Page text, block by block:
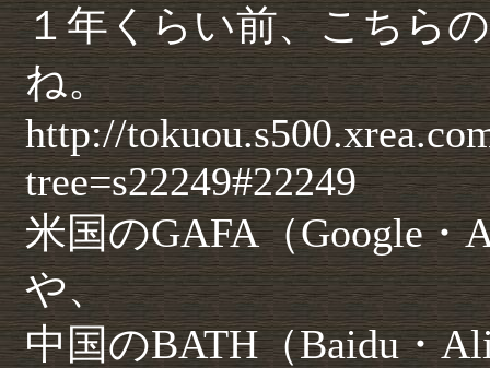
１年くらい前、こちら
ね。
http://
tree=s22249#22249
米国のGAFA（Google・
や、
中国のBATH（Baidu・